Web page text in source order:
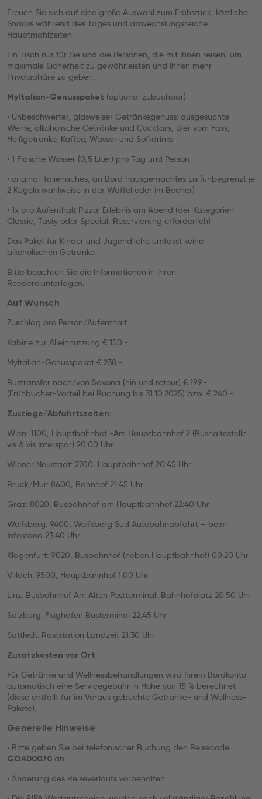
Freuen Sie sich auf eine große Auswahl zum Frühstück, köstliche
Snacks während des Tages und abwechslungsreiche
Hauptmahlzeiten.
Ein Tisch nur für Sie und die Personen, die mit Ihnen reisen, um
maximale Sicherheit zu gewährleisten und Ihnen mehr
Privatsphäre zu geben.
MyItalian-Genusspaket (optional zubuchbar)
• Unbeschwerter, glasweiser Getränkegenuss: ausgesuchte
Weine, alkoholische Getränke und Cocktails, Bier vom Fass,
Heißgetränke, Kaffee, Wasser und Softdrinks
• 1 Flasche Wasser (0,5 Liter) pro Tag und Person
• original italienisches, an Bord hausgemachtes Eis (unbegrenzt je
2 Kugeln wahlweise in der Waffel oder im Becher)
• 1x pro Aufenthalt Pizza-Erlebnis am Abend (der Kategorien
Classic, Tasty oder Special, Reservierung erforderlich)
Das Paket für Kinder und Jugendliche umfasst keine
alkoholischen Getränke.
Bitte beachten Sie die Informationen in Ihren
Reedereiunterlagen.
Auf Wunsch
Zuschlag pro Person/Aufenthalt
Kabine zur Alleinnutzung € 150.-
MyItalian-Genusspaket € 238.-
Bustransfer nach/von Savona (hin und retour) € 199.-
(Frühbucher-Vorteil bei Buchung bis 31.10.2025) bzw. € 260.-
Zustiege/Abfahrtszeiten:
Wien: 1100, Hauptbahnhof -Am Hauptbahnhof 2 (Bushaltestelle
vis à vis Interspar) 20:00 Uhr
Wiener Neustadt: 2700, Hauptbahnhof 20:45 Uhr
Bruck/Mur: 8600, Bahnhof 21:45 Uhr
Graz: 8020, Busbahnhof am Hauptbahnhof 22:40 Uhr
Wolfsberg: 9400, Wolfsberg Süd Autobahnabfahrt – beim
Infostand 23:40 Uhr
Klagenfurt: 9020, Busbahnhof (neben Hauptbahnhof) 00:20 Uhr
Villach: 9500, Hauptbahnhof 1:00 Uhr
Linz: Busbahnhof Am Alten Postterminal, Bahnhofplatz 20:50 Uhr
Salzburg: Flughafen Busterminal 22:45 Uhr
Sattledt: Raststation Landzeit 21:30 Uhr
Zusatzkosten vor Ort
Für Getränke und Wellnessbehandlungen wird Ihrem Bordkonto
automatisch eine Servicegebühr in Höhe von 15 % berechnet
(diese entfällt für im Voraus gebuchte Getränke- und Wellness-
Pakete).
Generelle Hinweise
• Bitte geben Sie bei telefonischer Buchung den Reisecode
GOA00070 an.
• Änderung des Reiseverlaufs vorbehalten.